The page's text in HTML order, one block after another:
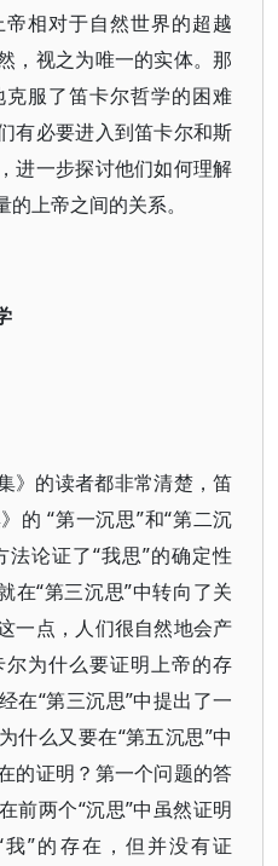
相对于自然世界的超越
，视之为唯一的实体。那
服了笛卡尔哲学的困难
有必要进入到笛卡尔和斯
进一步探讨他们如何理解
上帝之间的关系。
》的读者都非常清楚，笛
的 “第一沉思”和“第二沉
法论证了“我思”的确定性
在“第三沉思”中转向了关
一点，人们很自然地会产
为什么要证明上帝的存
在“第三沉思”中提出了一
什么又要在“第五沉思”中
的证明？第一个问题的答
前两个“沉思”中虽然证明
”的存在，但并没有证